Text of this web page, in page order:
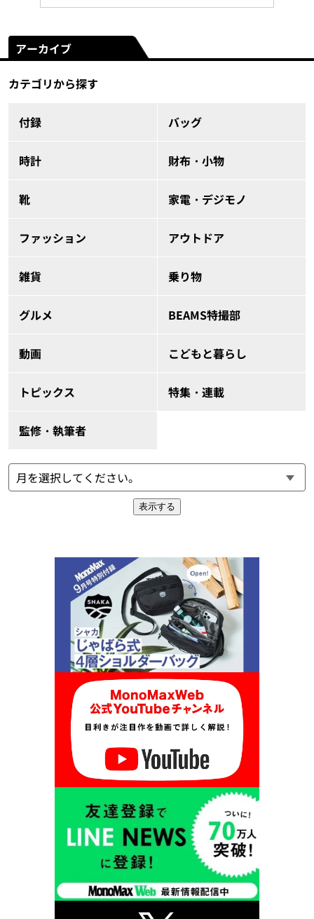
アーカイブ
カテゴリから探す
付録 バッグ
時計 財布・小物
靴 家電・デジモノ
ファッション アウトドア
雑貨 乗り物
グルメ BEAMS特撮部
動画 こどもと暮らし
トピックス 特集・連載
監修・執筆者
表示する